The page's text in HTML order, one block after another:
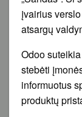
įvairius
atsargų
Odoo
stebėti
informuotus
produktų